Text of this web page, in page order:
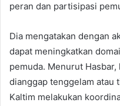
peran dan partisipasi
Dia mengatakan dengan
dapat meningkatkan
pemuda. Menurut
dianggap tenggelam atau
Kaltim melakukan